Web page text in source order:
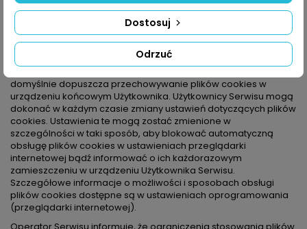
e) „reklamowe” pliki cookies, umożliwiające dostarczanie
Użytkownikom treści reklamowych bardziej dostosowanych do
ich zainteresowań.
f) statystycznych
W wielu przypadkach oprogramowanie służące do
domyślnie dopuszcza przechowywanie plików cookies w
urządzeniu końcowym Użytkownika. Użytkownicy Serwisu mogą
dokonać w każdym czasie zmiany ustawień dotyczących plików
cookies. Ustawienia te mogą zostać zmienione w
szczególności w taki sposób, aby blokować automatyczną
obsługę plików cookies w ustawieniach przeglądarki
internetowej bądź informować o ich każdorazowym
zamieszczeniu w urządzeniu Użytkownika Serwisu.
Szczegółowe informacje o możliwości i sposobach obsługi
plików cookies dostępne są w ustawieniach oprogramowania
(przeglądarki internetowej).
Odrzuć
Dostosuj